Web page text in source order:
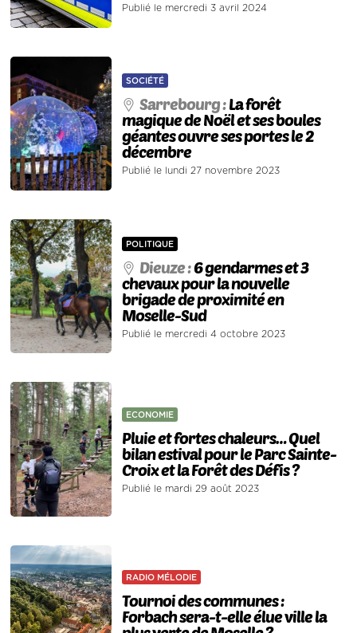
Publié le mercredi 3 avril 2024
SOCIÉTÉ
Sarrebourg :La forêt
magique de Noël et ses boules
géantes ouvre ses portes le 2
décembre
Publié le lundi 27 novembre 2023
POLITIQUE
Dieuze :6 gendarmes et 3
chevaux pour la nouvelle
brigade de proximité en
Moselle-Sud
Publié le mercredi 4 octobre 2023
ECONOMIE
Pluie et fortes chaleurs… Quel
bilan estival pour le Parc Sainte-
Croix et la Forêt des Défis ?
Publié le mardi 29 août 2023
RADIO MÉLODIE
Tournoi des communes :
Forbach sera-t-elle élue ville la